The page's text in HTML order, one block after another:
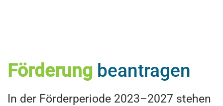
Förderung beantragen
In der Förderperiode 2023–2027 stehen